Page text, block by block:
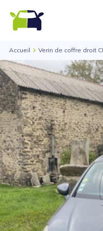
Accueil Verin de coffre droit